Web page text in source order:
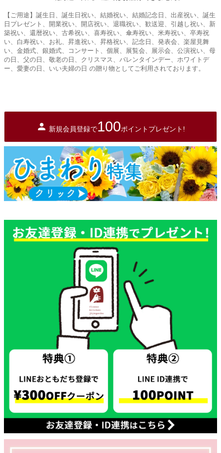
【ご用途】誕生日、誕生日祝い、結婚祝い、結婚記念日、出産祝い、誕生
日プレゼント、開業祝い、開店祝い、退職祝い、歓送迎、引越し祝い、新
築祝い、還暦祝い、古希祝い、喜寿祝い、傘寿祝い、米寿祝い、卒寿祝
い、白寿祝い、お礼、昇進祝い、昇格祝い、記念日、発表会、楽屋見舞
い、金婚式、銀婚式、コンサート、個展、展覧会、展示会、公演祝い、母
の日、父の日、敬老の日、クリスマス、バレンタインデー、ホワイトデ
ー、愛妻の日、いい夫婦の日 の贈り物としてご利用されております。
新規会員登録で100ポイントプレゼント!